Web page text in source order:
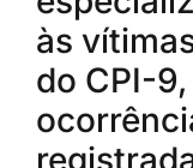
às
do CPI-